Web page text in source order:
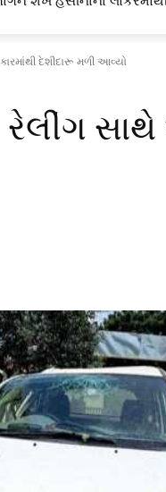
દેશીદારૂ મળી આવ્યો
રેલીંગ